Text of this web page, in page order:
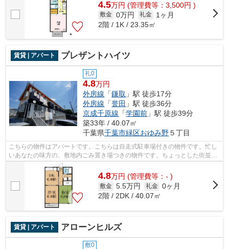
4.5万円 (管理費等：3,500円 )
敷金 0万円 礼金
1ヶ月
2階 / 1K / 23.35㎡
賃貸 | アパート プレザントハイツ
礼0
4.8万円
外房線 「鎌取 」駅 徒歩17分
外房線 「誉田 」駅 徒歩36分
京成千原線 「学園前 」駅 徒歩39分
築33年 / 40.07㎡
千葉県千葉市緑区おゆみ野５丁目
こちらの物件はアパートです。こちらは自走式駐車場付きの物件です。忙し
いあなたの味方の、敷地内ごみ置き場つきの物件です。ちょっとした街並み
の様な大型タウン内のアパートになり...
4.8万円 (管理費等：- )
敷金 5.5万円 礼金 0ヶ月
2階 / 2DK / 40.07㎡
賃貸 | アパート アローンヒルズ
敷0